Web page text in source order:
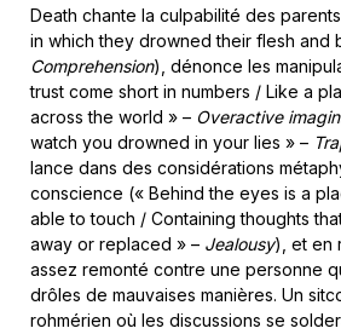
Death chante la culpabilité des
in which they drowned their flesh and
Comprehension), dénonce les
trust come short in numbers / Like a
across the world » – Overactive
watch you drowned in your lies » –
lance dans des considérations
conscience (« Behind the eyes is a
able to touch / Containing thoughts
away or replaced » – Jealousy), et en
assez remonté contre une personne
drôles de mauvaises manières. Un
rohmérien où les discussions se